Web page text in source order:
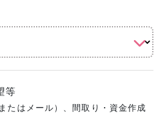
等
たはメール）、間取り・資金作成